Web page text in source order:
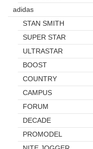
adidas
STAN SMITH
SUPER STAR
ULTRASTAR
BOOST
COUNTRY
CAMPUS
FORUM
DECADE
PROMODEL